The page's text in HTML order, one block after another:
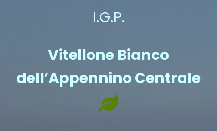
I.G.P.
Vitellone Bianco
dell’Appennino Centrale